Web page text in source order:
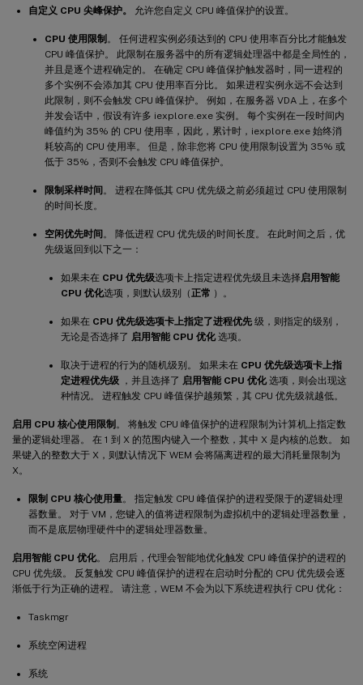
自定义 CPU 尖峰保护。 允许您自定义 CPU 峰值保护的设置。
CPU 使用限制 。 任何进程实例必须达到的 CPU 使用率百分比才能触发
CPU 峰值保护。 此限制在服务器中的所有逻辑处理器中都是全局性的，
并且是逐个进程确定的。 在确定 CPU 峰值保护触发器时，同一进程的
多个实例不会添加其 CPU 使用率百分比。 如果进程实例永远不会达到
此限制，则不会触发 CPU 峰值保护。 例如，在服务器 VDA 上，在多个
并发会话中，假设有许多 iexplore.exe 实例。 每个实例在一段时间内
峰值约为 35% 的 CPU 使用率，因此，累计时，iexplore.exe 始终消
耗较高的 CPU 使用率。 但是，除非您将 CPU 使用限制设置为 35% 或
低于 35%，否则不会触发 CPU 峰值保护。
限制采样时间。 进程在降低其 CPU 优先级之前必须超过 CPU 使用限制
的时间长度。
空闲优先时间。 降低进程 CPU 优先级的时间长度。 在此时间之后，优
先级返回到以下之一：
如果未在 CPU 优先级选项卡上指定进程优先级且未选择启用智能
CPU 优化选项，则默认级别（正常 ）。
如果在 CPU 优先级选项卡上指定了进程优先 级，则指定的级别，
无论是否选择了 启用智能 CPU 优化选项。
取决于进程的行为的随机级别。 如果未在 CPU 优先级选项卡上指
定进程优先级 ，并且选择了 启用智能 CPU 优化选项，则会出现这
种情况。 进程触发 CPU 峰值保护越频繁，其 CPU 优先级就越低。
启用 CPU 核心使用限制 。 将触发 CPU 峰值保护的进程限制为计算机上指定数
量的逻辑处理器。 在 1 到 X 的范围内键入一个整数，其中 X 是内核的总数。 如
果键入的整数大于 X，则默认情况下 WEM 会将隔离进程的最大消耗量限制为
X。
限制 CPU 核心使用量。 指定触发 CPU 峰值保护的进程受限于的逻辑处理
器数量。 对于 VM，您键入的值将进程限制为虚拟机中的逻辑处理器数量，
而不是底层物理硬件中的逻辑处理器数量。
启用智能 CPU 优化。 启用后，代理会智能地优化触发 CPU 峰值保护的进程的
CPU 优先级。 反复触发 CPU 峰值保护的进程在启动时分配的 CPU 优先级会逐
渐低于行为正确的进程。 请注意，WEM 不会为以下系统进程执行 CPU 优化：
Taskmgr
系统空闲进程
系统